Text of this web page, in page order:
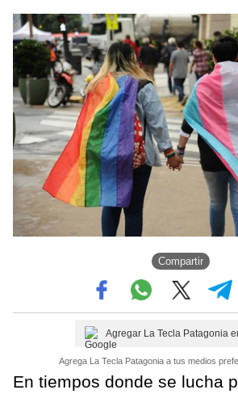
Compartir
Agregar La Tecla Patagonia
Agrega La Tecla Patagonia a tus medios
En tiempos donde se lucha